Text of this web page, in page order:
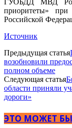
ГУОБДД МВД
приоритеты» при
Российской
Источник
Предыдущая статья
возобновили
полном объеме
Следующая статья
области приняли
дороги»
ЭТО МОЖЕТ